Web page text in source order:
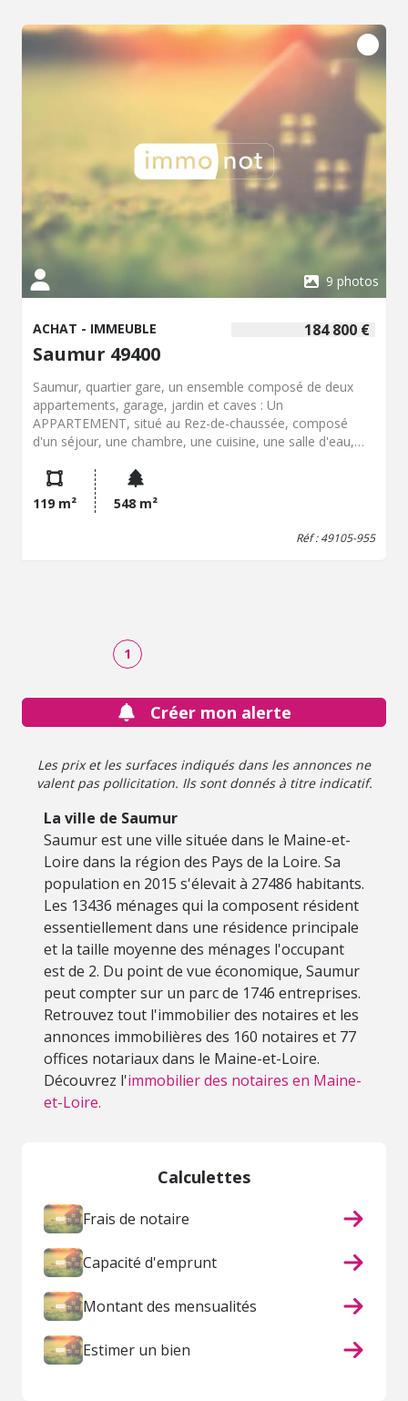
9 photos
184 800 €
ACHAT - IMMEUBLE
Saumur 49400
Saumur, quartier gare, un ensemble composé de deux
appartements, garage, jardin et caves : Un
APPARTEMENT, situé au Rez-de-chaussée, composé
d'un séjour, une chambre, une cuisine, une salle d'eau,
au 1er étage, composé d'un séjour, de deux chambres,
une cuisine, une salle d'eau, un WC et une petite pièce.
Loyer 485 €: mois hors charges. Un GARAGE, situé au
Rez-de-chaussée, Loyer :67,12€/mois. 3 caves et un
119 m² 548 m²
Réf : 49105-955
1
Créer mon alerte
Les prix et les surfaces indiqués dans les annonces ne
valent pas pollicitation. Ils sont donnés à titre indicatif.
La ville de Saumur
Saumur est une ville située dans le Maine-et-
Loire dans la région des Pays de la Loire. Sa
population en 2015 s'élevait à 27486 habitants.
Les 13436 ménages qui la composent résident
essentiellement dans une résidence principale
et la taille moyenne des ménages l'occupant
est de 2. Du point de vue économique, Saumur
peut compter sur un parc de 1746 entreprises.
Retrouvez tout l'immobilier des notaires et les
annonces immobilières des 160 notaires et 77
offices notariaux dans le Maine-et-Loire.
Découvrez l'immobilier des notaires en Maine-
et-Loire.
Calculettes
Frais de notaire
Capacité d'emprunt
Montant des mensualités
Estimer un bien